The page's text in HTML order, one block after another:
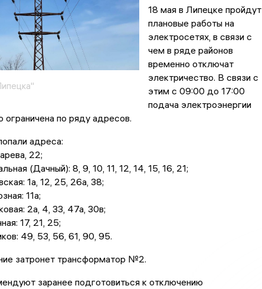
18 мая в Липецке пройдут
плановые работы на
электросетях, в связи с
чем в ряде районов
временно отключат
электричество. В связи с
этим с 09:00 до 17:00
подача электроэнергии
ограничена по ряду адресов.
адреса:
22;
(Дачный): 8, 9, 10, 11, 12, 14, 15, 16, 21;
1а, 12, 25, 26а, 38;
11а;
2а, 4, 33, 47а, 30в;
17, 21, 25;
49, 53, 56, 61, 90, 95.
затронет трансформатор №2.
заранее подготовиться к отключению